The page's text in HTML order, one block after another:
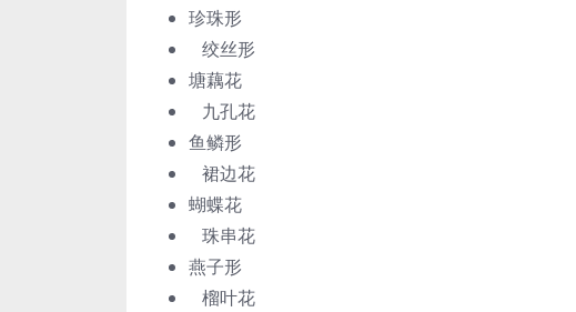
珍珠形
绞丝形
塘藕花
九孔花
鱼鳞形
裙边花
蝴蝶花
珠串花
燕子形
榴叶花